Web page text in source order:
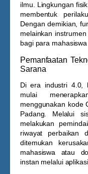
ilmu. Lingkungan
membentuk
Dengan demikian,
melainkan
bagi para
Pemanfaatan
Sarana
Di era industri 4.0,
mulai
menggunakan kode
Padang . Melalui
melakukan
riwayat perbaikan
ditemukan
mahasiswa atau
instan melalui